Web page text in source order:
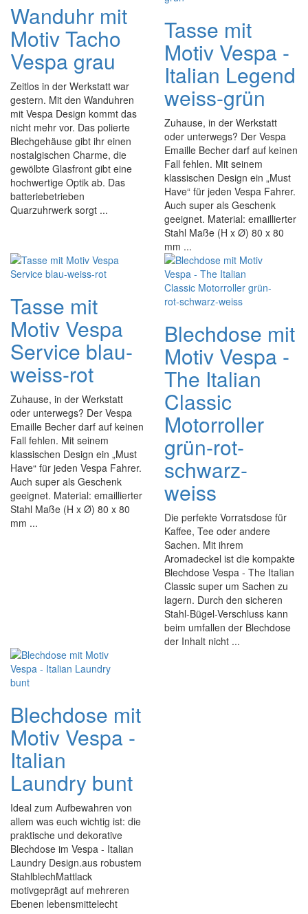
Wanduhr mit
Motiv Tacho
Vespa grau
Zeitlos in der Werkstatt war
gestern. Mit den Wanduhren
mit Vespa Design kommt das
nicht mehr vor. Das polierte
Blechgehäuse gibt ihr einen
nostalgischen Charme, die
gewölbte Glasfront gibt eine
hochwertige Optik ab. Das
batteriebetrieben
Quarzuhrwerk sorgt ...
Tasse mit
Motiv Vespa -
Italian Legend
weiss-grün
Zuhause, in der Werkstatt
oder unterwegs? Der Vespa
Emaille Becher darf auf keinen
Fall fehlen. Mit seinem
klassischen Design ein „Must
Have“ für jeden Vespa Fahrer.
Auch super als Geschenk
geeignet. Material: emaillierter
Stahl Maße (H x Ø) 80 x 80
mm ...
Tasse mit
Motiv Vespa
Service blau-
weiss-rot
Zuhause, in der Werkstatt
oder unterwegs? Der Vespa
Emaille Becher darf auf keinen
Fall fehlen. Mit seinem
klassischen Design ein „Must
Have“ für jeden Vespa Fahrer.
Auch super als Geschenk
geeignet. Material: emaillierter
Stahl Maße (H x Ø) 80 x 80
mm ...
Blechdose mit
Motiv Vespa -
The Italian
Classic
Motorroller
grün-rot-
schwarz-
weiss
Die perfekte Vorratsdose für
Kaffee, Tee oder andere
Sachen. Mit ihrem
Aromadeckel ist die kompakte
Blechdose Vespa - The Italian
Classic super um Sachen zu
lagern. Durch den sicheren
Stahl-Bügel-Verschluss kann
beim umfallen der Blechdose
der Inhalt nicht ...
Blechdose mit
Motiv Vespa -
Italian
Laundry bunt
Ideal zum Aufbewahren von
allem was euch wichtig ist: die
praktische und dekorative
Blechdose im Vespa - Italian
Laundry Design.aus robustem
StahlblechMattlack
motivgeprägt auf mehreren
Ebenen lebensmittelecht